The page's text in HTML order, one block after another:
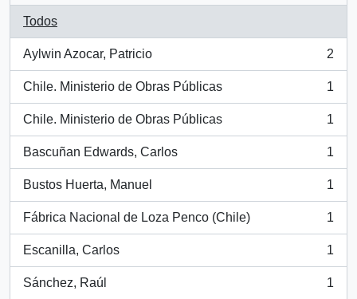
Todos
Aylwin Azocar, Patricio
, 2 resultados
2
Chile. Ministerio de Obras Públicas
, 1 resultados
1
Chile. Ministerio de Obras Públicas
, 1 resultados
1
Bascuñan Edwards, Carlos
, 1 resultados
1
Bustos Huerta, Manuel
, 1 resultados
1
Fábrica Nacional de Loza Penco (Chile)
, 1 resultados
1
Escanilla, Carlos
, 1 resultados
1
Sánchez, Raúl
, 1 resultados
1